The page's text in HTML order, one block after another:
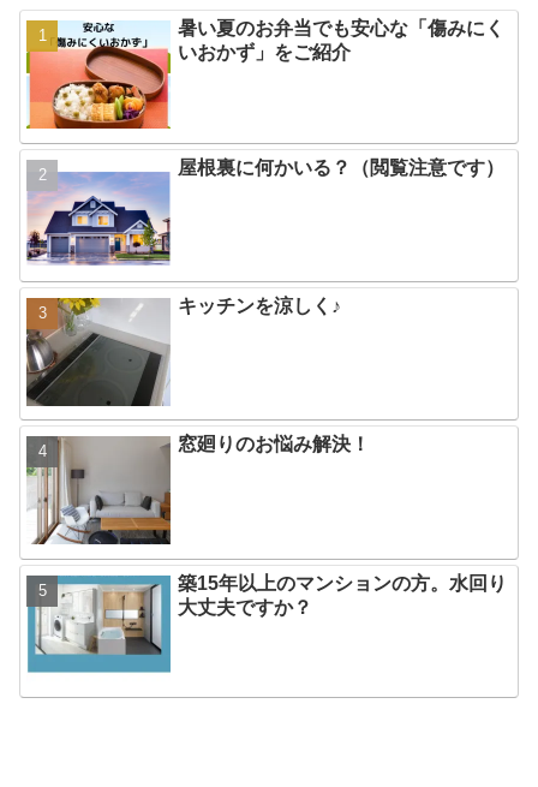
暑い夏のお弁当でも安心な「傷みにく
いおかず」をご紹介
屋根裏に何かいる？（閲覧注意です）
キッチンを涼しく♪
窓廻りのお悩み解決！
築15年以上のマンションの方。水回り
大丈夫ですか？